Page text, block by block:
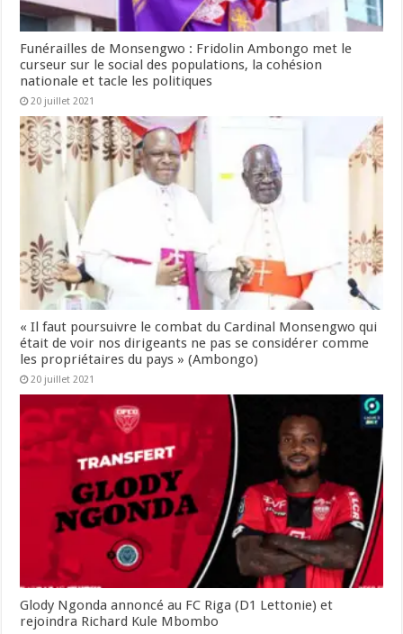
Funérailles de Monsengwo : Fridolin Ambongo met le
curseur sur le social des populations, la cohésion
nationale et tacle les politiques
20 juillet 2021
« Il faut poursuivre le combat du Cardinal Monsengwo qui
était de voir nos dirigeants ne pas se considérer comme
les propriétaires du pays » (Ambongo)
20 juillet 2021
Glody Ngonda annoncé au FC Riga (D1 Lettonie) et
rejoindra Richard Kule Mbombo